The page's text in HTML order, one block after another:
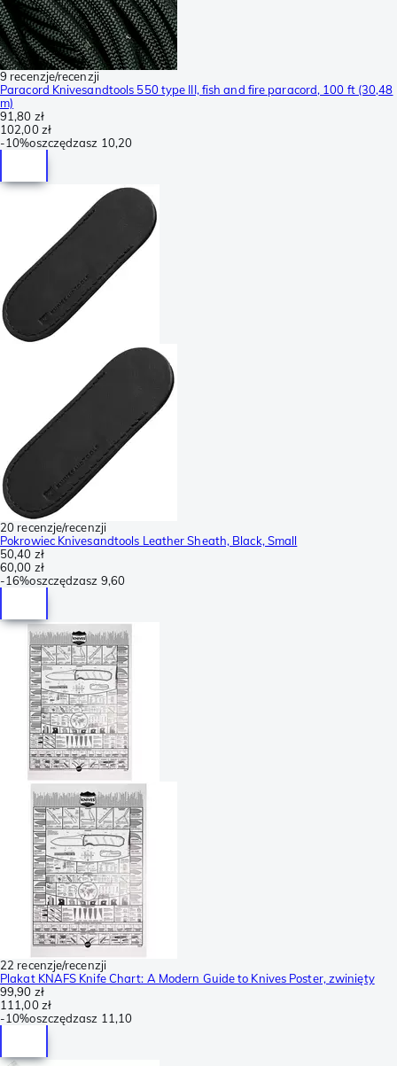
9 recenzje/recenzji
Paracord Knivesandtools 550 type III, fish and fire paracord, 100 ft (30,48
m)
91,80 zł
102,00 zł
-10%oszczędzasz 10,20
20 recenzje/recenzji
Pokrowiec Knivesandtools Leather Sheath, Black, Small
50,40 zł
60,00 zł
-16%oszczędzasz 9,60
22 recenzje/recenzji
Plakat KNAFS Knife Chart: A Modern Guide to Knives Poster, zwinięty
99,90 zł
111,00 zł
-10%oszczędzasz 11,10